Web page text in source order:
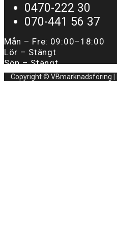
0470-222 30
070-441 56 37
Mån – Fre: 09:00–18:00
Lör – Stängt
Sön – Stängt
Copyright © VBmarknadsföring